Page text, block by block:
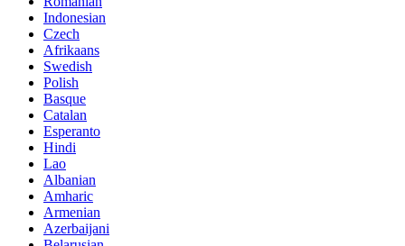
Indonesian
Czech
Afrikaans
Swedish
Polish
Basque
Catalan
Esperanto
Hindi
Lao
Albanian
Amharic
Armenian
Azerbaijani